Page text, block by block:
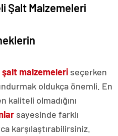
Şalt Malzemeleri
malzemeleri seçerken
oldukça önemli. En
kaliteli olmadığını
sayesinde farklı
karşılaştırabilirsiniz.